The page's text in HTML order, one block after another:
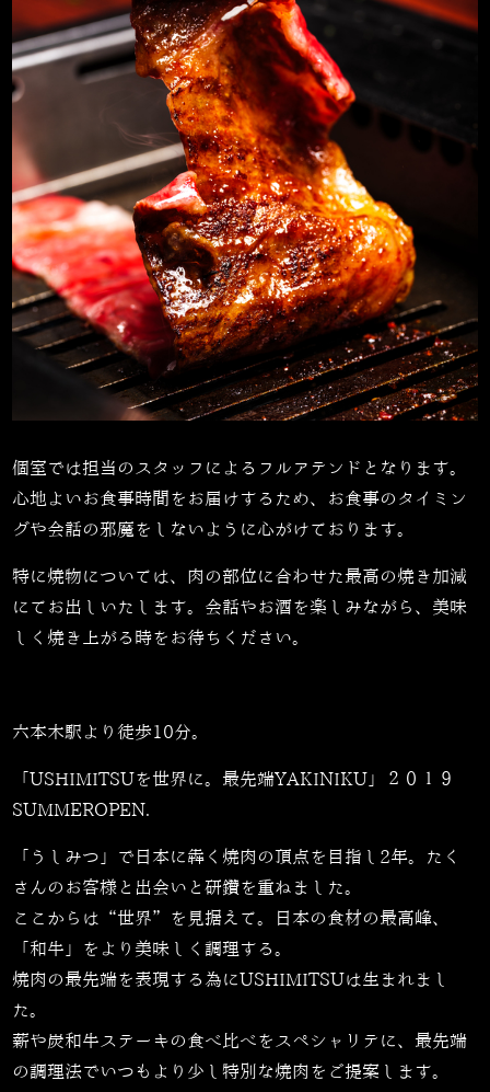
個室では担当のスタッフによるフルアテンドとなります。
心地よいお食事時間をお届けするため、お食事のタイミン
グや会話の邪魔をしないように心がけております。
特に焼物については、肉の部位に合わせた最高の焼き加減
にてお出しいたします。会話やお酒を楽しみながら、美味
しく焼き上がる時をお待ちください。
六本木駅より徒歩10分。
「USHIMITSUを世界に。最先端YAKINIKU」２０１９
SUMMEROPEN.
「うしみつ」で日本に犇く焼肉の頂点を目指し2年。たく
さんのお客様と出会いと研鑽を重ねました。
ここからは“世界”を見据えて。日本の食材の最高峰、
「和牛」をより美味しく調理する。
焼肉の最先端を表現する為にUSHIMITSUは生まれまし
た。
薪や炭和牛ステーキの食べ比べをスペシャリテに、最先端
の調理法でいつもより少し特別な焼肉をご提案します。